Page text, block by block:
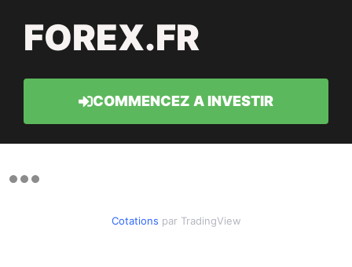
FOREX.FR
COMMENCEZ A INVESTIR
Cotations par TradingView